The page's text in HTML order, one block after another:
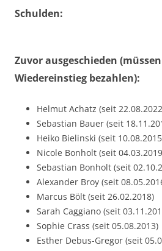
Schulden:
Zuvor ausgeschieden
Wiedereinstieg bezahlen):
Helmut Achatz (seit
Sebastian Bauer (seit
Heiko Bielinski (seit
Nicole Bonholt (seit
Sebastian Bonholt (seit
Alexander Broy (seit
Marcus Bölt (seit 26.02.2018)
Sarah Caggiano (seit
Sophie Crass (seit 05.08.2013)
Esther Debus-Gregor (seit